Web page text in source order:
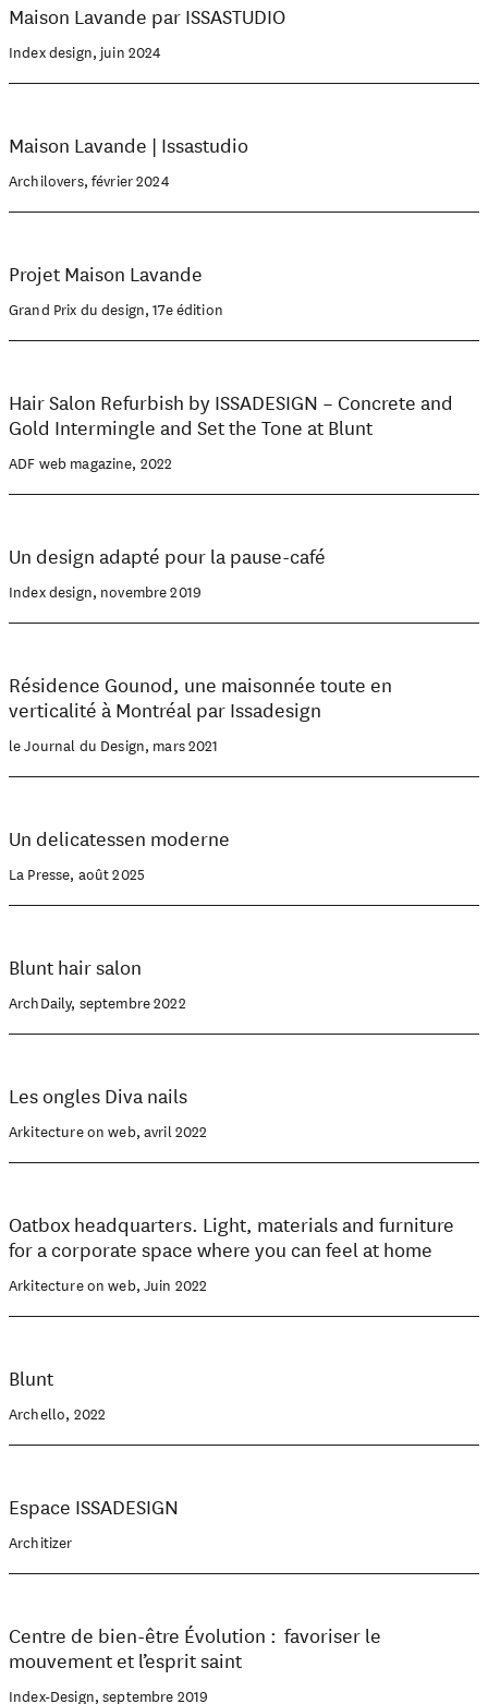
Maison Lavande par ISSASTUDIO
Index design, juin 2024
Maison Lavande | Issastudio
Archilovers, février 2024
Projet Maison Lavande
Grand Prix du design, 17e édition
Hair Salon Refurbish by ISSADESIGN – Concrete and
Gold Intermingle and Set the Tone at Blunt
ADF web magazine, 2022
Un design adapté pour la pause-café
Index design, novembre 2019
Résidence Gounod, une maisonnée toute en
verticalité à Montréal par Issadesign
le Journal du Design, mars 2021
Un delicatessen moderne
La Presse, août 2025
Blunt hair salon
ArchDaily, septembre 2022
Les ongles Diva nails
Arkitecture on web, avril 2022
Oatbox headquarters. Light, materials and furniture
for a corporate space where you can feel at home
Arkitecture on web, Juin 2022
Blunt
Archello, 2022
Espace ISSADESIGN
Architizer
Centre de bien-être Évolution : favoriser le
mouvement et l’esprit saint
Index-Design, septembre 2019